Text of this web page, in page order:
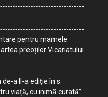
pentru mamele
preoților Vicariatului
a II-a ediție în s.
viață, cu inimă curată”